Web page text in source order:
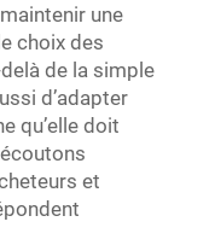
une
choix des
de la simple
d’adapter
qu’elle doit
et